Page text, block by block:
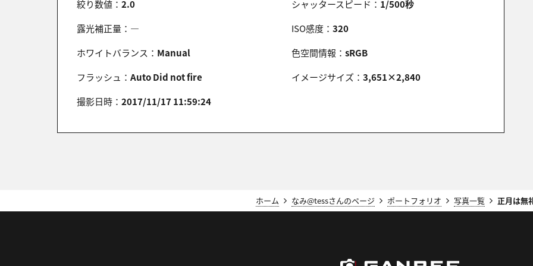
絞り数値： 2.0 シャッタースピード： 1/500秒
露光補正量： ― ISO感度： 320
ホワイトバランス： Manual 色空間情報： sRGB
フラッシュ： Auto Did not fire イメージサイズ： 3,651×2,840
撮影日時： 2017/11/17 11:59:24
ホーム なみ@tessさんのページ ポートフォリオ 写真一覧 正月は無